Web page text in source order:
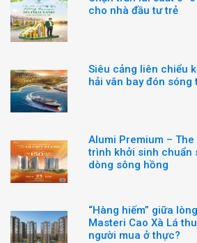
cho nhà đầu tư trẻ
Siêu cảng liên chiểu
hải vân bay đón sóng
Alumi Premium – The
trình khởi sinh chuẩn
dòng sông hồng
“Hàng hiếm” giữa
Masteri Cao Xà Lá
người mua ở thực?